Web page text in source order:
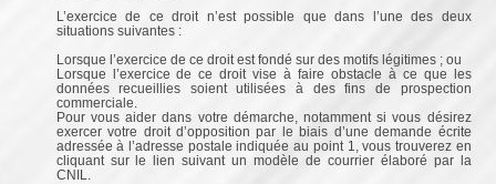
L’exercice de ce droit n’est possible que dans l’une des deux
situations suivantes :
Lorsque l’exercice de ce droit est fondé sur des motifs légitimes ; ou
Lorsque l’exercice de ce droit vise à faire obstacle à ce que les
données recueillies soient utilisées à des fins de prospection
commerciale.
Pour vous aider dans votre démarche, notamment si vous désirez
exercer votre droit d’opposition par le biais d’une demande écrite
adressée à l’adresse postale indiquée au point 1, vous trouverez en
cliquant sur le lien suivant un modèle de courrier élaboré par la
CNIL.